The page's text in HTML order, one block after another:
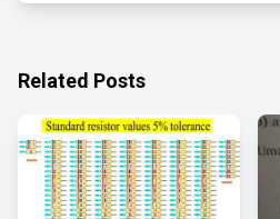
Related Posts